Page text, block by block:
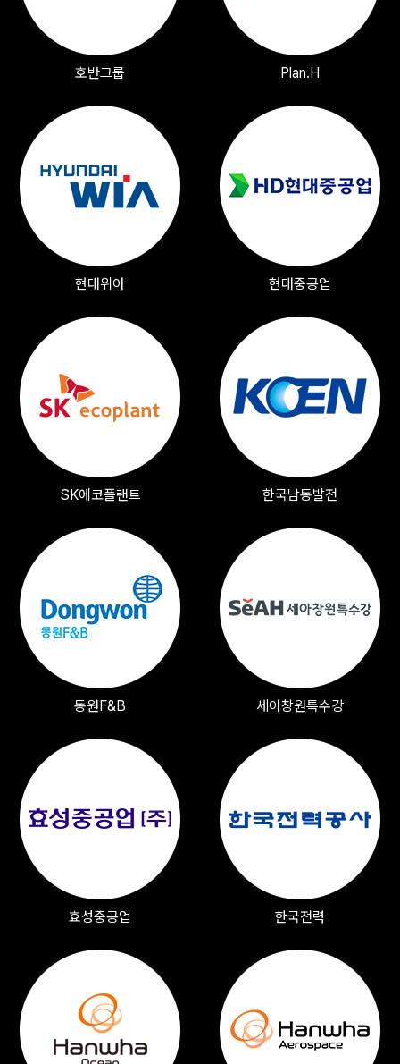
호반그룹 Plan.H
현대위아 현대중공업
SK에코플랜트 한국남동발전
동원F&B 세아창원특수강
효성중공업 한국전력